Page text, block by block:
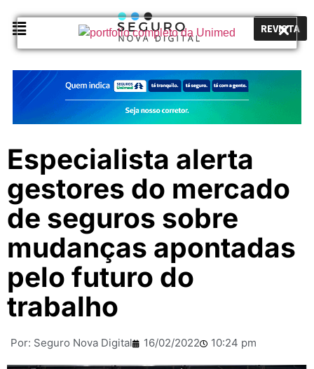
REVISTA
Especialista alerta
gestores do mercado
de seguros sobre
mudanças apontadas
pelo futuro do
trabalho
Por: Seguro Nova Digital 16/02/2022 10:24 pm